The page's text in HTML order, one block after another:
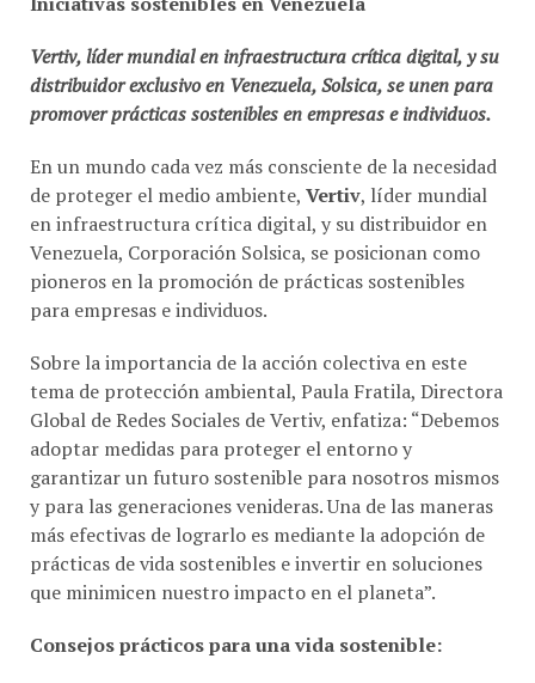
distribuidor exclusivo en Venezuela, Solsica, se unen para
promover prácticas sostenibles en empresas e individuos.
de proteger el medio ambiente,Vertiv, líder mundial
en infraestructura crítica digital, y su distribuidor en
Venezuela, Corporación Solsica, se posicionan como
pioneros en la promoción de prácticas sostenibles
para empresas e individuos.
tema de protección ambiental, Paula Fratila, Directora
Global de Redes Sociales de Vertiv, enfatiza: “Debemos
adoptar medidas para proteger el entorno y
garantizar un futuro sostenible para nosotros mismos
y para las generaciones venideras. Una de las maneras
más efectivas de lograrlo es mediante la adopción de
prácticas de vida sostenibles e invertir en soluciones
que minimicen nuestro impacto en el planeta”.